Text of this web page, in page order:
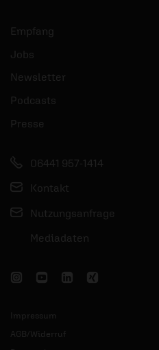
Empfang
Jobs
Newsletter
Podcasts
Presse
06441 957-1414
Kontakt
Nutzungsanfrage
Mediadaten
Impressum
AGB/Widerruf